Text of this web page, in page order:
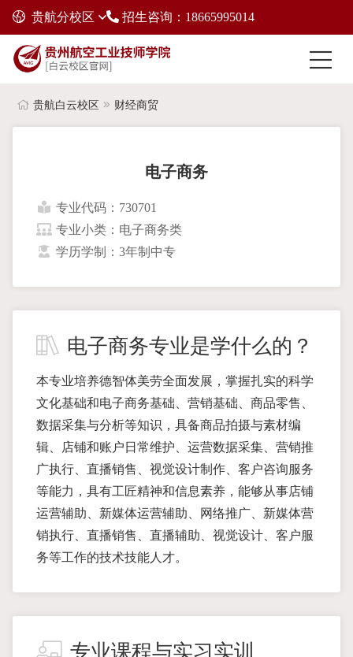
贵航分校区 招生咨询：18665995014
贵航白云校区 财经商贸
电子商务
专业代码：730701
专业小类：电子商务类
学历学制：3年制中专
电子商务专业是学什么的？
本专业培养德智体美劳全面发展，掌握扎实的科学
文化基础和电子商务基础、营销基础、商品零售、
数据采集与分析等知识，具备商品拍摄与素材编
辑、店铺和账户日常维护、运营数据采集、营销推
广执行、直播销售、视觉设计制作、客户咨询服务
等能力，具有工匠精神和信息素养，能够从事店铺
运营辅助、新媒体运营辅助、网络推广、新媒体营
销执行、直播销售、直播辅助、视觉设计、客户服
务等工作的技术技能人才。
专业课程与实习实训